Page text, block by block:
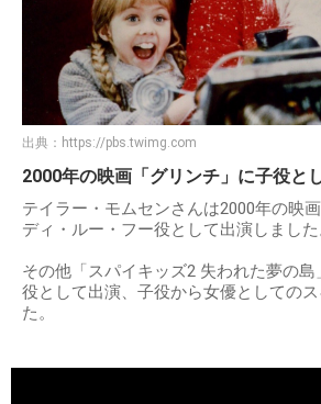
出典： https://pbs.twimg.com
2000年の映画「グリンチ」に子役と
テイラー・モムセンさんは2000年の映
ディ・ルー・フー役として出演しました
その他「スパイキッズ2 失われた夢の
役として出演、子役から女優としての
た。